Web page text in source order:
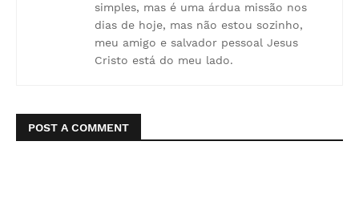
simples, mas é uma árdua missão nos
dias de hoje, mas não estou sozinho,
meu amigo e salvador pessoal Jesus
Cristo está do meu lado.
POST A COMMENT